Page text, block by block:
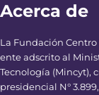
Acerca de
La Fundación
ente adscrito al
Tecnología (Mincyt),
presidencial N°